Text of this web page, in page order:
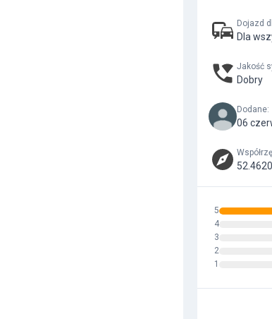
Dojazd
Dla
Jakość
Dobry
Dodane:
06
5
4
3
2
1